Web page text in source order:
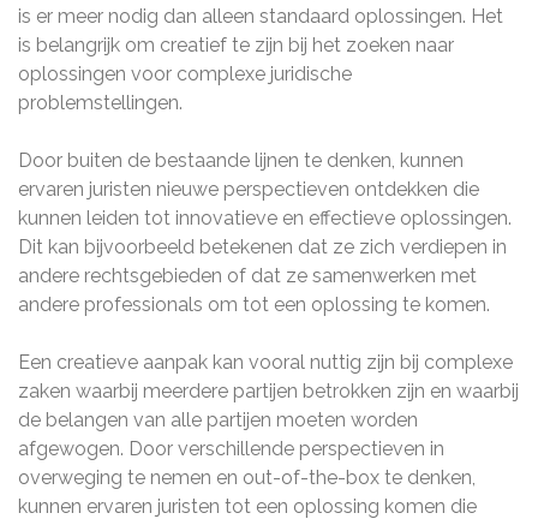
is er meer nodig dan alleen standaard oplossingen. Het
is belangrijk om creatief te zijn bij het zoeken naar
oplossingen voor complexe juridische
problemstellingen.
Door buiten de bestaande lijnen te denken, kunnen
ervaren juristen nieuwe perspectieven ontdekken die
kunnen leiden tot innovatieve en effectieve oplossingen.
Dit kan bijvoorbeeld betekenen dat ze zich verdiepen in
andere rechtsgebieden of dat ze samenwerken met
andere professionals om tot een oplossing te komen.
Een creatieve aanpak kan vooral nuttig zijn bij complexe
zaken waarbij meerdere partijen betrokken zijn en waarbij
de belangen van alle partijen moeten worden
afgewogen. Door verschillende perspectieven in
overweging te nemen en out-of-the-box te denken,
kunnen ervaren juristen tot een oplossing komen die